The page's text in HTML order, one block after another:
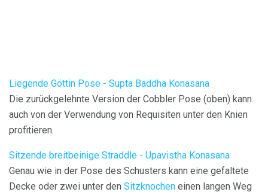
Liegende Göttin Pose - Supta Baddha Konasana
Die zurückgelehnte Version der Cobbler Pose (oben) kann
auch von der Verwendung von Requisiten unter den Knien
profitieren.
Sitzende breitbeinige Straddle - Upavistha Konasana
Genau wie in der Pose des Schusters kann eine gefaltete
Decke oder zwei unter den Sitzknochen einen langen Weg